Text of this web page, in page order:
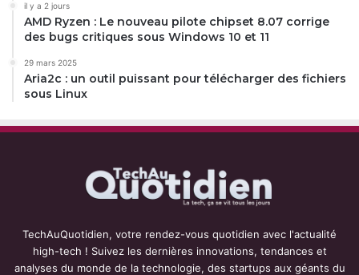
il y a 2 jours
AMD Ryzen : Le nouveau pilote chipset 8.07 corrige
des bugs critiques sous Windows 10 et 11
29 mars 2025
Aria2c : un outil puissant pour télécharger des fichiers
sous Linux
TechAuQuotidien, votre rendez-vous quotidien avec l'actualité
high-tech ! Suivez les dernières innovations, tendances et
analyses du monde de la technologie, des startups aux géants du